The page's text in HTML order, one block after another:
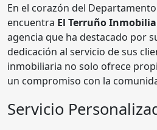
En el corazón del
encuentra El Terruño
agencia que ha destacado por
dedicación al servicio de sus
inmobiliaria no solo ofrece
un compromiso con la
Servicio